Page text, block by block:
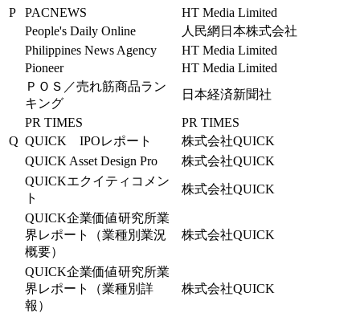
P
PACNEWS
HT Media Limited
People's Daily Online
人民網日本株式会社
Philippines News Agency
HT Media Limited
Pioneer
HT Media Limited
ＰＯＳ／売れ筋商品ラン
キング
日本経済新聞社
PR TIMES
PR TIMES
Q QUICK IPOレポート
株式会社QUICK
QUICK Asset Design Pro
株式会社QUICK
QUICKエクイティコメン
ト
株式会社QUICK
QUICK企業価値研究所業
界レポート（業種別業況
概要）
株式会社QUICK
QUICK企業価値研究所業
界レポート（業種別詳
報）
株式会社QUICK